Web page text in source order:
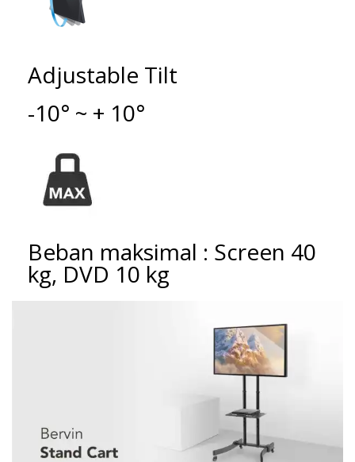
Adjustable Tilt
-10° ~ + 10°
Beban maksimal : Screen 40
kg, DVD 10 kg